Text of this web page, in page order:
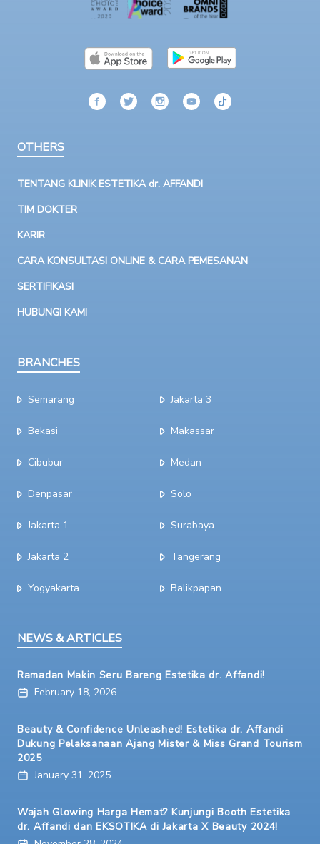
OTHERS
TENTANG KLINIK ESTETIKA dr. AFFANDI
TIM DOKTER
KARIR
CARA KONSULTASI ONLINE & CARA PEMESANAN
SERTIFIKASI
HUBUNGI KAMI
BRANCHES
Semarang
Bekasi
Cibubur
Denpasar
Jakarta 1
Jakarta 2
Yogyakarta
Jakarta 3
Makassar
Medan
Solo
Surabaya
Tangerang
Balikpapan
NEWS & ARTICLES
Ramadan Makin Seru Bareng Estetika dr. Affandi!
February 18, 2026
Beauty & Confidence Unleashed! Estetika dr. Affandi
Dukung Pelaksanaan Ajang Mister & Miss Grand Tourism
2025
January 31, 2025
Wajah Glowing Harga Hemat? Kunjungi Booth Estetika
dr. Affandi dan EKSOTIKA di Jakarta X Beauty 2024!